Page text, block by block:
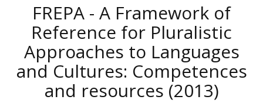
FREPA - A Framework of
Reference for Pluralistic
Approaches to Languages
and Cultures: Competences
and resources (2013)